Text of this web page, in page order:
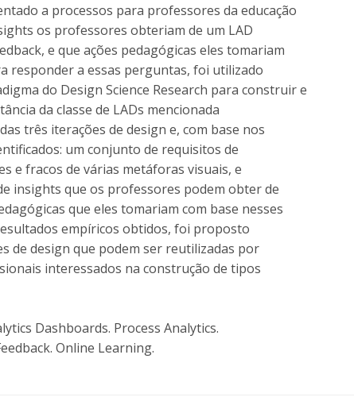
a processos para professores da educação
os professores obteriam de um LAD
e que ações pedagógicas eles tomariam
responder a essas perguntas, foi utilizado
do Design Science Research para construir e
da classe de LADs mencionada
três iterações de design e, com base nos
um conjunto de requisitos de
e fracos de várias metáforas visuais, e
insights que os professores podem obter de
que eles tomariam com base nesses
empíricos obtidos, foi proposto
de design que podem ser reutilizadas por
interessados na construção de tipos
Dashboards. Process Analytics.
Online Learning.